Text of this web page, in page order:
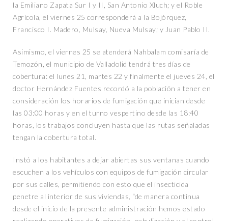
la Emiliano Zapata Sur I y II, San Antonio Xluch; y el Roble
Agrícola, el viernes 25 corresponderá a la Bojórquez,
Francisco I. Madero, Mulsay, Nueva Mulsay; y Juan Pablo II.
Asimismo, el viernes 25 se atenderá Nahbalam comisaría de
Temozón, el municipio de Valladolid tendrá tres días de
cobertura: el lunes 21, martes 22 y finalmente el jueves 24, el
doctor Hernández Fuentes recordó a la población a tener en
consideración los horarios de fumigación que inician desde
las 03:00 horas y en el turno vespertino desde las 18:40
horas, los trabajos concluyen hasta que las rutas señaladas
tengan la cobertura total.
Instó a los habitantes a dejar abiertas sus ventanas cuando
escuchen a los vehículos con equipos de fumigación circular
por sus calles, permitiendo con esto que el insecticida
penetre al interior de sus viviendas, “de manera continua
desde el inicio de la presente administración hemos estado